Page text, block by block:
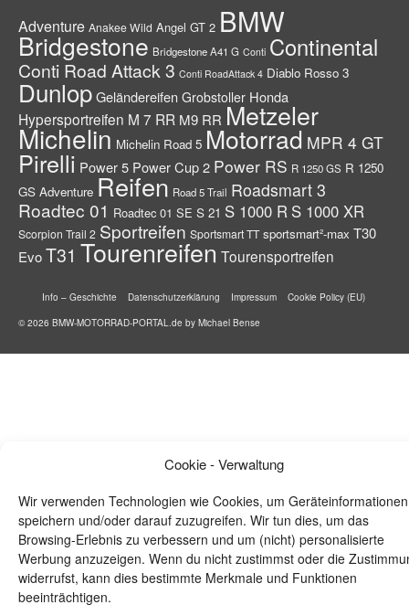
Cookie - Verwaltung
Wir verwenden Technologien wie Cookies, um
speichern und/oder darauf zuzugreifen. Wir tun dies, um das
Browsing-Erlebnis zu verbessern und um (nicht) personalisierte
Werbung anzuzeigen. Wenn du nicht zustimmst oder die
widerrufst, kann dies bestimmte Merkmale und Funktionen
beeinträchtigen.
Adventure Anakee Wild Angel GT 2 BMW
Bridgestone Bridgestone A41 G Conti Continental
Conti Road Attack 3 Conti RoadAttack 4 Diablo Rosso 3
DunlopGeländereifen Grobstoller Honda
Hypersportreifen M 7 RR M9 RR Metzeler
Michelin Michelin Road 5 Motorrad MPR 4 GT
Pirelli Power 5 Power Cup 2 Power RS R 1250 GS R 1250
GS Adventure Reifen Road 5 Trail Roadsmart 3
Roadtec 01 Roadtec 01 SE S 21 S 1000 R S 1000 XR
Scorpion Trail 2 Sportreifen Sportsmart TT sportsmart²-max T30
EvoT31 Tourenreifen Tourensportreifen
Info – Geschichte Datenschutzerklärung Impressum
Cookie Policy (EU)
© 2026 BMW-MOTORRAD-PORTAL.de by Michael Bense